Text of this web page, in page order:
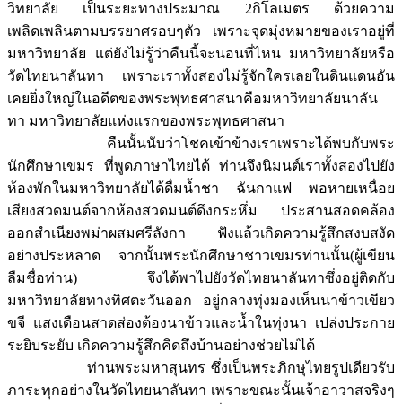
วิทยาลัย เป็นระยะทางประมาณ 2กิโลเมตร ด้วยความ
เพลิดเพลินตามบรรยาศรอบๆตัว เพราะจุดมุ่งหมายของเราอยู่ที่
มหาวิทยาลัย แต่ยังไม่รู้ว่าคืนนี้จะนอนที่ไหน มหาวิทยาลัยหรือ
วัดไทยนาลันทา เพราะเราทั้งสองไม่รู้จักใครเลยในดินแดนอัน
เคยยิ่งใหญ่ในอดีตของพระพุทธศาสนาคือมหาวิทยาลัยนาลัน
ทา มหาวิทยาลัยแห่งแรกของพระพุทธศาสนา
คืนนั้นนับว่าโชคเข้าข้างเราเพราะได้พบกับพระ
นักศึกษาเขมร ที่พูดภาษาไทยได้ ท่านจึงนิมนต์เราทั้งสองไปยัง
ห้องพักในมหาวิทยาลัยได้ดื่มน้ำชา ฉันกาแฟ พอหายเหนื่อย
เสียงสวดมนต์จากห้องสวดมนต์ดึงกระหึ่ม ประสานสอดคล้อง
ออกสำเนียงพม่าผสมศรีลังกา ฟังแล้วเกิดความรู้สึกสงบสงัด
อย่างประหลาด จากนั้นพระนักศึกษาชาวเขมรท่านนั้น(ผู้เขียน
ลืมชื่อท่าน) จึงได้พาไปยังวัดไทยนาลันทาซึ่งอยู่ติดกับ
มหาวิทยาลัยทางทิศตะวันออก อยู่กลางทุ่งมองเห็นนาข้าวเขียว
ขจี แสงเดือนสาดส่องต้องนาข้าวและน้ำในทุ่งนา เปล่งประกาย
ระยิบระยับ เกิดความรู้สึกคิดถึงบ้านอย่างช่วยไม่ได้
ท่านพระมหาสุนทร ซึ่งเป็นพระภิกษุไทยรูปเดียวรับ
ภาระทุกอย่างในวัดไทยนาลันทา เพราะขณะนั้นเจ้าอาวาสจริงๆ